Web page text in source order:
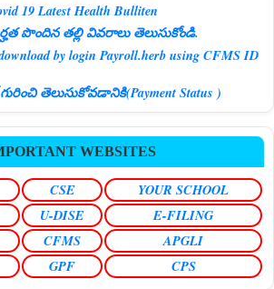
19 Latest Health Bulliten
పొందిన తల్లి వివరాలు తెలుసుకోండి.
by login Payroll.herb using CFMS ID
తెలుసుకోవడానికి(Payment Status )
WEBSITES
CSE
YOUR SCHOOL
U-DISE
E-FILING
CFMS
APGLI
GPF CPS